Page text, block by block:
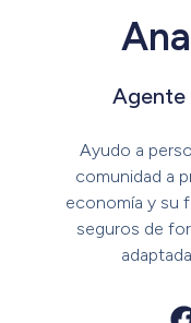
Agente
Ayudo a
comunidad a
economía y su
seguros de